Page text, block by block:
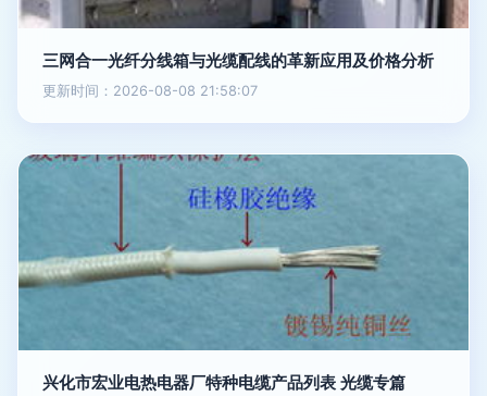
三网合一光纤分线箱与光缆配线的革新应用及价格分析
更新时间：2026-08-08 21:58:07
兴化市宏业电热电器厂特种电缆产品列表 光缆专篇